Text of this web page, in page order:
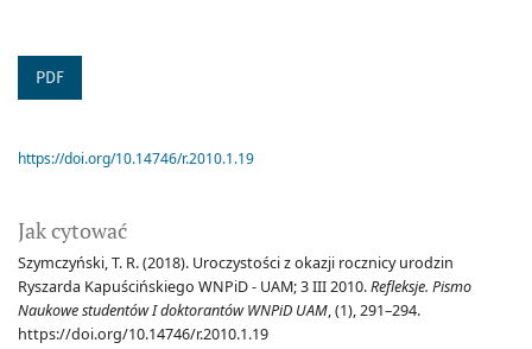
PDF
Jak cytować
Szymczyński, T. R. (2018). Uroczystości z okazji rocznicy urodzin
Ryszarda Kapuścińskiego WNPiD - UAM; 3 III 2010.Refleksje. Pismo
Naukowe studentów I doktorantów WNPiD UAM, (1), 291–294.
https://doi.org/10.14746/r.2010.1.19
https://doi.org/10.14746/r.2010.1.19